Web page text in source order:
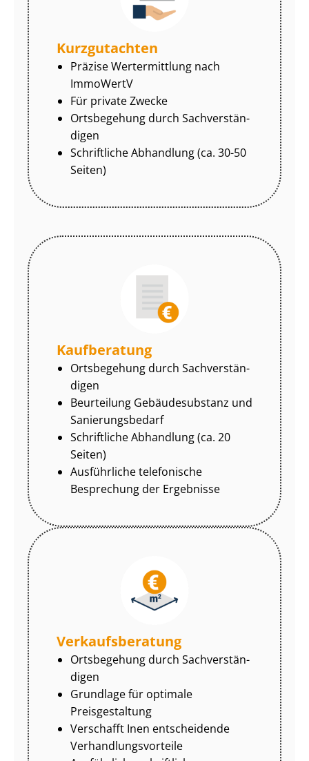
Kurzgutachten
Präzise Wertermittlung nach
ImmoWertV
Für private Zwecke
Ortsbegehung durch Sach­ver­stän­
di­gen
Schriftliche Abhandlung (ca. 30-50
Seiten)
Kaufberatung
Ortsbegehung durch Sach­ver­stän­
di­gen
Beurteilung Gebäudesubstanz und
Sa­nie­rungs­be­darf
Schriftliche Abhandlung (ca. 20
Seiten)
Ausführliche telefonische
Besprechung der Ergebnisse
Ver­kaufs­be­ra­tung
Ortsbegehung durch Sach­ver­stän­
di­gen
Grundlage für optimale
Preisgestaltung
Verschafft Inen entscheidende
Ver­hand­lungs­vor­tei­le